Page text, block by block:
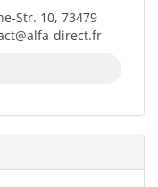
Str. 10, 73479
direct.fr